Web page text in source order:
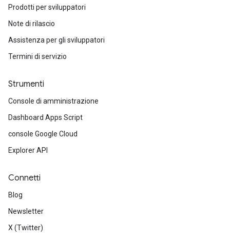
Prodotti per sviluppatori
Note di rilascio
Assistenza per gli sviluppatori
Termini di servizio
Strumenti
Console di amministrazione
Dashboard Apps Script
console Google Cloud
Explorer API
Connetti
Blog
Newsletter
X (Twitter)